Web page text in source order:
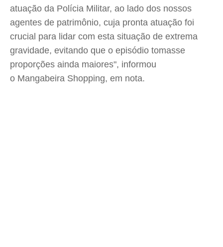
atuação da Polícia Militar, ao lado dos nossos
agentes de patrimônio, cuja pronta atuação foi
crucial para lidar com esta situação de extrema
gravidade, evitando que o episódio tomasse
proporções ainda maiores", informou
o Mangabeira Shopping, em nota.